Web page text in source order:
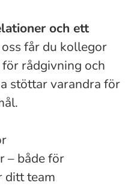
och ett
oss får du kollegor
rådgivning och
stöttar varandra för
– både för
ditt team